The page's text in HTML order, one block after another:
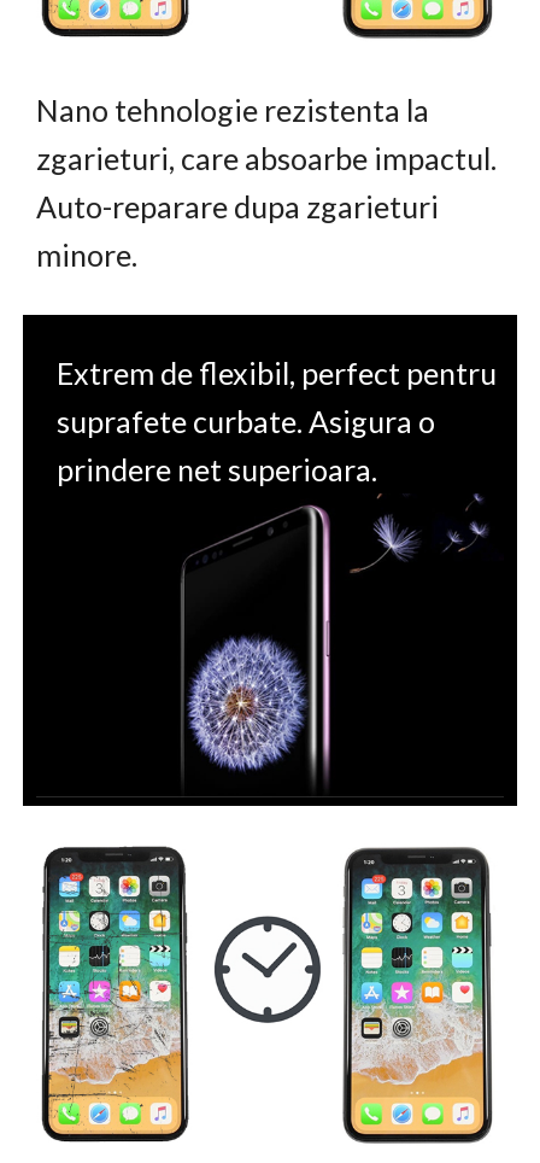
Nano tehnologie rezistenta la
zgarieturi, care absoarbe impactul.
Auto-reparare dupa zgarieturi
minore.
Extrem de flexibil, perfect pentru
suprafete curbate. Asigura o
prindere net superioara.